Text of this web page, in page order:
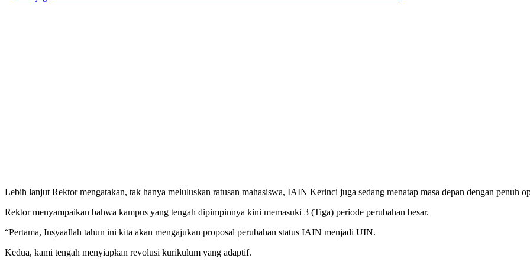
Lebih lanjut Rektor mengatakan, tak hanya meluluskan ratusan mahasiswa, IAIN Kerinci juga sedang menatap masa depan dengan penuh
Rektor menyampaikan bahwa kampus yang tengah dipimpinnya kini memasuki 3 (Tiga) periode perubahan besar.
“Pertama, Insyaallah tahun ini kita akan mengajukan proposal perubahan status IAIN menjadi UIN.
Kedua, kami tengah menyiapkan revolusi kurikulum yang adaptif.